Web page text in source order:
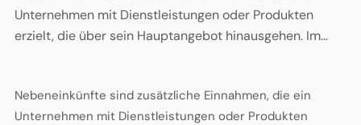
Unternehmen mit Dienstleistungen oder Produkten
erzielt, die über sein Hauptangebot hinausgehen. Im…
Nebeneinkünfte sind zusätzliche Einnahmen, die ein
Unternehmen mit Dienstleistungen oder Produkten